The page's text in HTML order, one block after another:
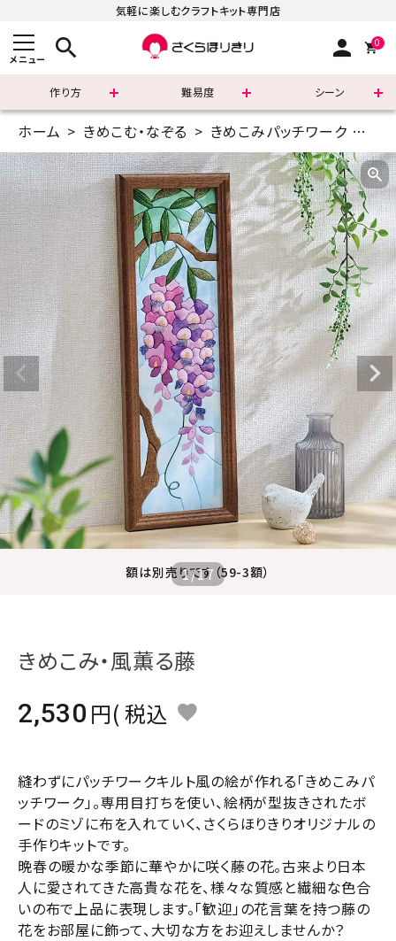
気軽に楽しむクラフトキット専門店
メニュー search person 0
作り方 難易度 シーン
まずはこちら
ショッピングガイド
よくあるご質問
すべての商品
新着商品
診断チャート
ジャンルで選ぶ
レビューを見る
コーポレートサイト
実店舗案内
介護施設関係の方へ
ようこそ ゲスト 様
ホーム きめこむ・なぞる きめこみパッチワーク
額は別売りです（59-3額）
1/17
きめこみ・風薫る藤
2,530
税込
縫わずにパッチワークキルト風の絵が作れる「きめこみパ
ッチワーク」。専用目打ちを使い、絵柄が型抜きされたボ
ードのミゾに布を入れていく、さくらほりきりオリジナルの
手作りキットです。
晩春の暖かな季節に華やかに咲く藤の花。古来より日本
人に愛されてきた高貴な花を、様々な質感と繊細な色合
いの布で上品に表現します。「歓迎」の花言葉を持つ藤の
花をお部屋に飾って、大切な方をお迎えしませんか？